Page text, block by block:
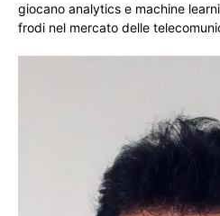
giocano analytics e machine
frodi nel mercato delle